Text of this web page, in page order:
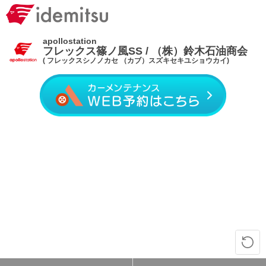
apollostation
フレックス篠ノ風SS / （株）鈴木石油商会
( フレックスシノノカセ （カブ）スズキセキユショウカイ)